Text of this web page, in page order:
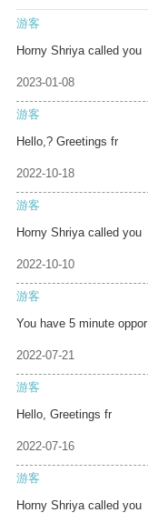
游客
Horny Shriya called you
2023-01-08
游客
Hello,? Greetings fr
2022-10-18
游客
Horny Shriya called you
2022-10-10
游客
You have 5 minute oppor
2022-07-21
游客
Hello, Greetings fr
2022-07-16
游客
Horny Shriya called you